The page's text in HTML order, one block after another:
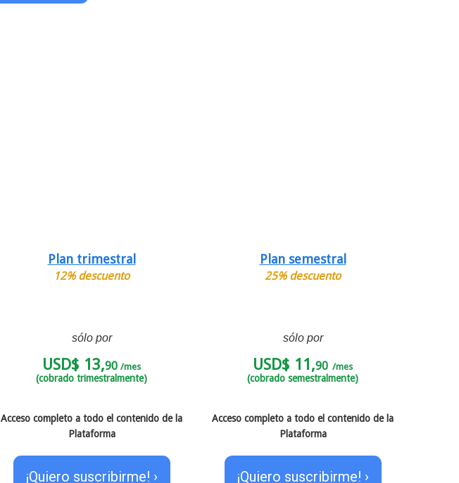
Plan trimestral
12% descuento
sólo por
USD$ 13,90 /mes
(cobrado trimestralmente)
Acceso completo a todo el contenido de la
Plataforma
¡Quiero suscribirme! ›
Plan semestral
25% descuento
sólo por
USD$ 11,90 /mes
(cobrado semestralmente)
Acceso completo a todo el contenido de la
Plataforma
¡Quiero suscribirme! ›